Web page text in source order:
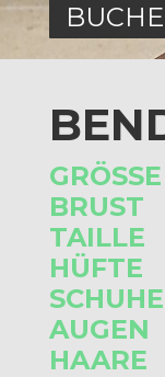
GRÖSSE
BRUST
TAILLE
HÜFTE
SCHUHE
AUGEN
HAARE